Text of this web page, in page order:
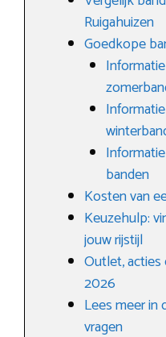
Ruigahuizen
Goedkope
banden
Kosten van
Keuzehulp:
jouw rijstijl
Outlet, acties
2026
Lees meer in
vragen